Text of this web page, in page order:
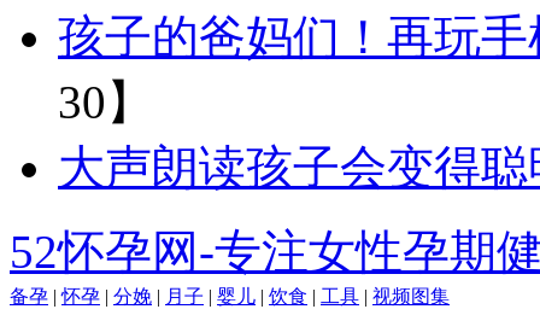
孩子的爸妈们！再玩
30】
大声朗读孩子会变得
52怀孕网-专注女性孕期
备孕 |怀孕 | 分娩 | 月子 | 婴儿 | 饮食 | 工具 | 视频图集